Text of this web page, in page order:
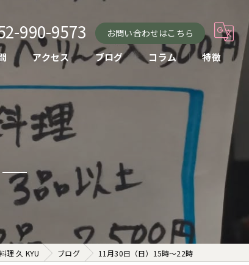
990-9573 お問い合わせはこちら
アクセス ブログ コラム 特徴
小料理
おばんざい
貸し切り
コース
お酒
理 久 KYU ブログ 11月30日（日）15時〜22時